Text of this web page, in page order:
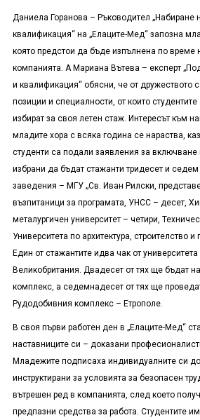
Даниела Горанова – Ръководител „Набиране
квалификация“ на „Елаците-Мед“ запозна
която предстои да бъде изпълнена по време
компанията. А Мариана Вътева – експерт
и квалификация“ обясни, че от дружеството
позиции и специалности, от които
избират за своя летен стаж. Интересът към
младите хора с всяка година се нараства,
студенти са подали заявления за включване
избрани да бъдат стажанти тридесет и
заведения – МГУ „Св. Иван Рилски,
възпитаници за програмата, УНСС – десет,
металургичен университет – четири,
Университета по архитектура, строителство
Един от стажантите идва чак от
Великобритания. Двадесет от тях ще бъдат
комплекс, а седемнадесет от тях ще
Рудодобивния комплекс – Етрополе.
В своя първи работен ден в „Елаците-Мед“
наставниците си – доказани
Младежите подписаха индивидуалните си
инструктирани за условията за безопасен
вътрешен ред в компанията, след което
предпазни средства за работа. Студентите